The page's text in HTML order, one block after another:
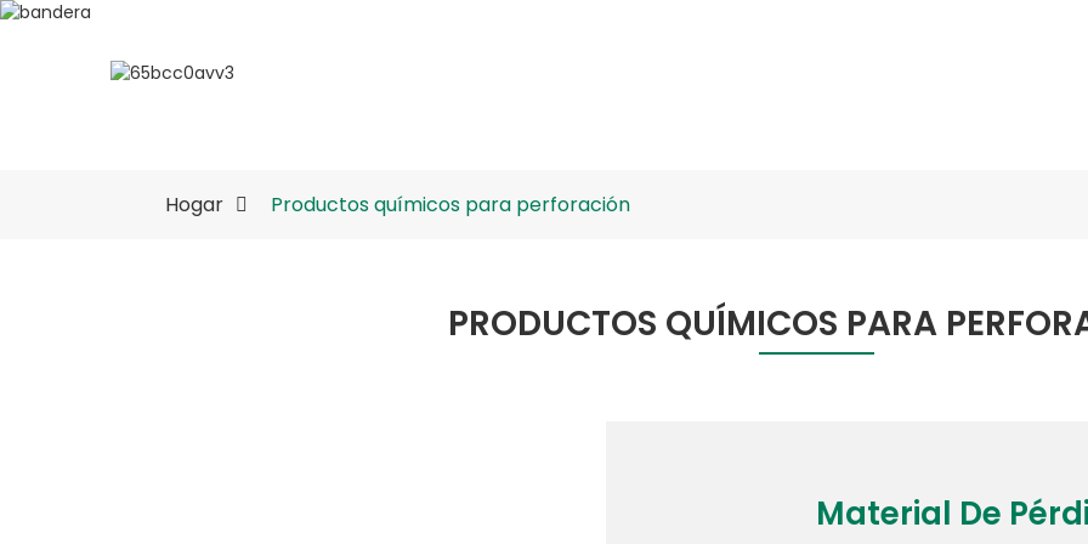
Hogar Productos químicos para perforación
PRODUCTOS QUÍMICOS PARA
Material De